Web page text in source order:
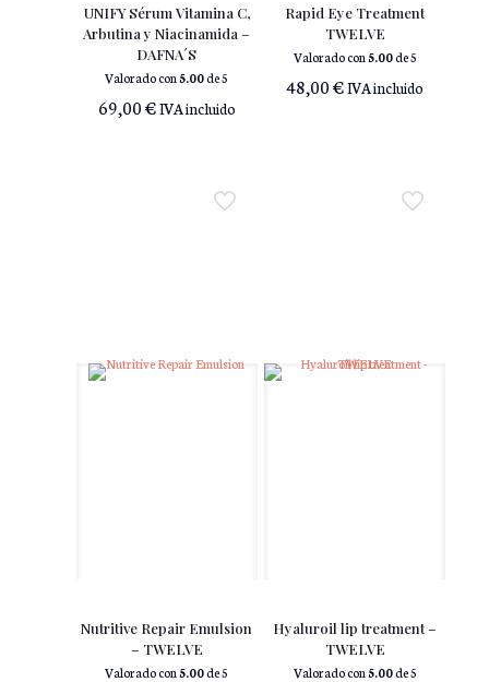
UNIFY Sérum Vitamina C,
Arbutina y Niacinamida –
DAFNA´S
Valorado con5.00de 5
69,00€IVA incluido
Rapid Eye Treatment
TWELVE
Valorado con5.00de 5
48,00€IVA incluido
Nutritive Repair Emulsion
– TWELVE
Valorado con5.00de 5
Hyaluroil lip treatment –
TWELVE
Valorado con5.00de 5